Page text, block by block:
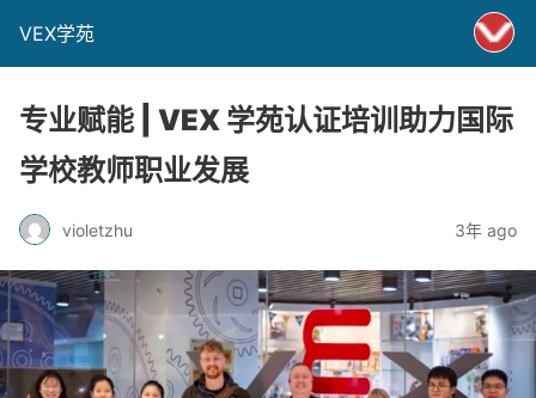
VEX学苑
专业赋能 | VEX 学苑认证培训助力国际
学校教师职业发展
violetzhu 3年 ago